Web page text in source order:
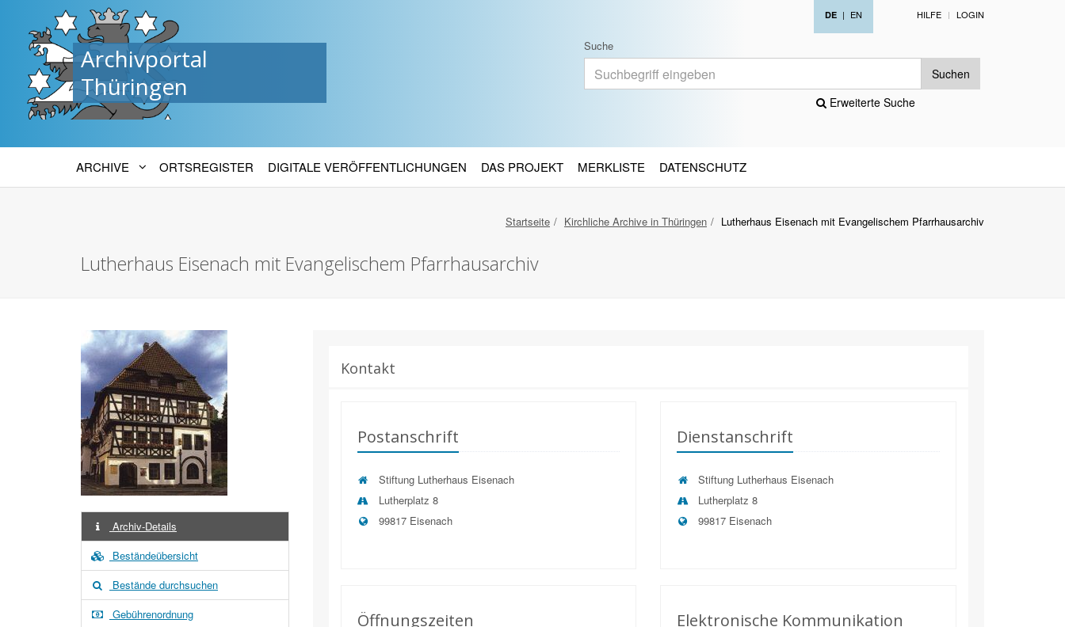
Archivportal
Thüringen
DE | EN HILFE LOGIN
Suche
Suchen
Erweiterte Suche
ARCHIVE ORTSREGISTER DIGITALE VERÖFFENTLICHUNGEN DAS PROJEKT MERKLISTE DATENSCHUTZ
Startseite Kirchliche Archive in Thüringen Lutherhaus Eisenach mit Evangelischem Pfarrhausarchiv
Lutherhaus Eisenach mit Evangelischem Pfarrhausarchiv
Archiv-Details
Beständeübersicht
Bestände durchsuchen
Gebührenordnung
Kontakt
Postanschrift
Stiftung Lutherhaus Eisenach
Lutherplatz 8
99817 Eisenach
Dienstanschrift
Stiftung Lutherhaus Eisenach
Lutherplatz 8
99817 Eisenach
Öffnungszeiten Elektronische Kommunikation